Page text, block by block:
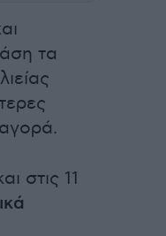
τα
στις 11